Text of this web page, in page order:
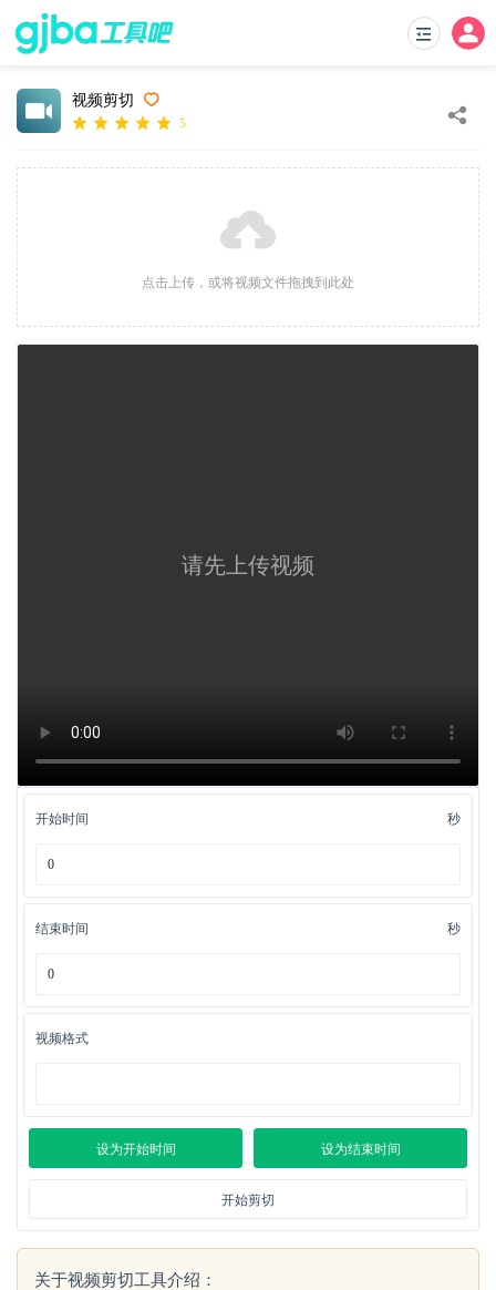
视频剪切
5
点击上传，或将视频文件拖拽到此处
请先上传视频
开始时间 秒
结束时间 秒
视频格式
设为开始时间 设为结束时间
开始剪切
关于视频剪切工具介绍：